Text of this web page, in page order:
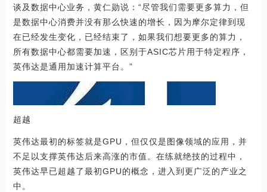
谈及数据中心业务，黄仁勋说：“尽管我们需要更多算力，但
是数据中心消费并没有那么快速的增长，因为摩尔定律到现
在已经发生变化，已经结束了，如果我们想要更多的算力，
所有数据中心都需要加速，区别于ASIC芯片用于特定程序，
英伟达是通用加速计算平台。”
超越
英伟达最初的标签就是GPU，但仅仅是图像领域的应用，并
不足以支撑英伟达后来高涨的市值。在练就绝技的过程中，
英伟达早已超越了最初GPU的概念，进入到更广泛的产业之
中。